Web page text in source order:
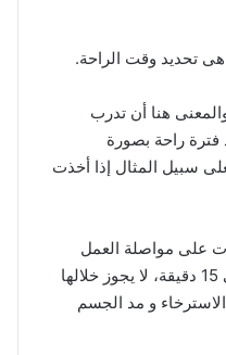
تحديد وقت الراحة.
هنا أن تدرب
راحة بصورة
سبيل المثال إذا أخذت
على مواصلة العمل
فهذا إهدار للوقت والجهد، ولابد أن تتوقف فورا…. ويجب أن يكون متوسطا فترة الراحة حوالى 15 دقيقة، لا يجوز خلالها
و مد الجسم